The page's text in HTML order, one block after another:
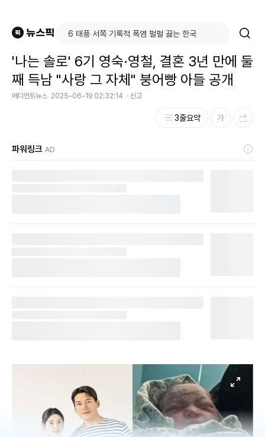
'나는 솔로' 6기 영숙·영철, 결혼 3년 만에 둘
째 득남 "사랑 그 자체" 붕어빵 아들 공개
메디먼트뉴스 2025-06-19 02:32:14 신고
3줄요약
파워링크 AD